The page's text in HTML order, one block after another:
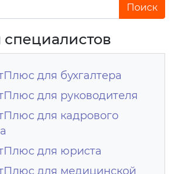
для бухгалтера
для руководителя
для кадрового
для юриста
для медицинской